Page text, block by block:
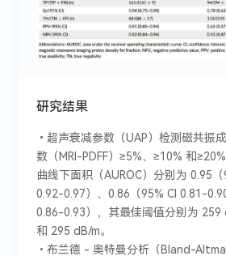
研究结果
•超声衰减参数（UAP）检测磁共振
数（MRI-PDFF）≥5%、≥10% 和
曲线下面积（AUROC）分别为 0.95（
0.92-0.97）、0.86（95% CI 0.81-
0.86-0.93），其最佳阈值分别为 259
和 295 dB/m。
•布兰德 - 奥特曼分析（Bland-